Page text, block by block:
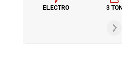
ELECTRO 3 TON